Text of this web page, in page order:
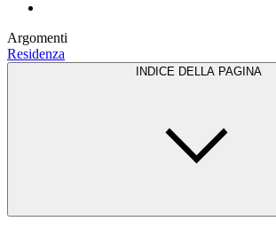
Argomenti
Residenza
INDICE DELLA PAGINA